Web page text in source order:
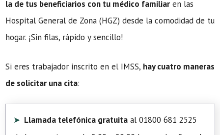
la de tus beneficiarios con tu médico familiar en las
Hospital General de Zona (HGZ) desde la comodidad de tu
hogar. ¡Sin filas, rápido y sencillo!
Si eres trabajador inscrito en el IMSS, hay cuatro maneras
de solicitar una cita:
Llamada telefónica gratuita al 01800 681 2525